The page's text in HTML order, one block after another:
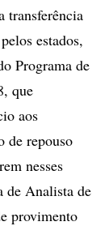
transferência
estados,
Programa de
que
aos
de repouso
nesses
de Analista de
provimento